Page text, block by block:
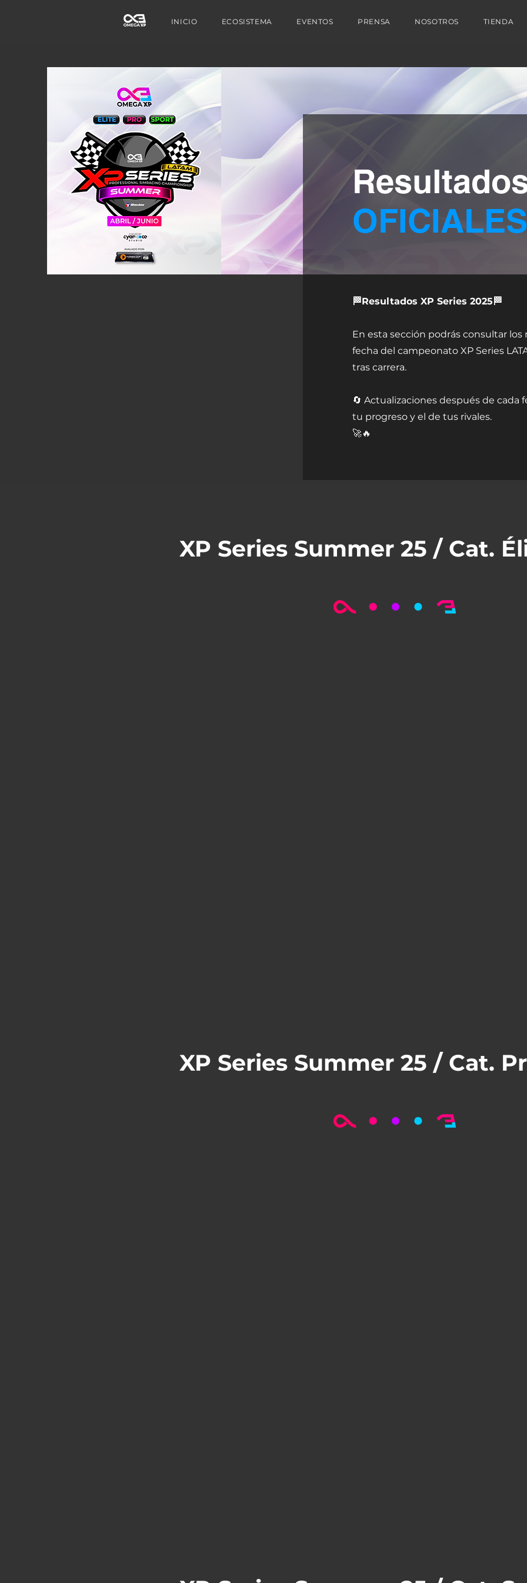
INICIO ECOSISTEMA EVENTOS PRENSA NOSOTROS TIENDA
🏁Resultados XP Series 2025🏁
En esta sección podrás consultar
fecha del campeonato XP Series
tras carrera.
🔄 Actualizaciones después de cada
tu progreso y el de tus rivales.
🚀🔥
XP Series Summer 25 / Cat.
XP Series Summer 25 / Cat.